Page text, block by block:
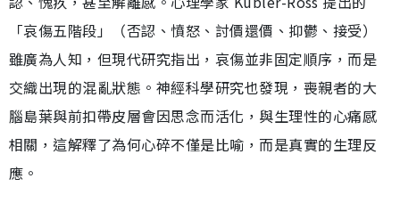
「哀傷五階段」（否認、憤怒、討價還價、抑鬱、接受）
雖廣為人知，但現代研究指出，哀傷並非固定順序，而是
交織出現的混亂狀態。神經科學研究也發現，喪親者的大
腦島葉與前扣帶皮層會因思念而活化，與生理性的心痛感
相關，這解釋了為何心碎不僅是比喻，而是真實的生理反
應。